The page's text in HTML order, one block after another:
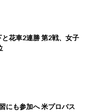
花車2連勝 第2戦、女子
にも参加へ 米プロバス